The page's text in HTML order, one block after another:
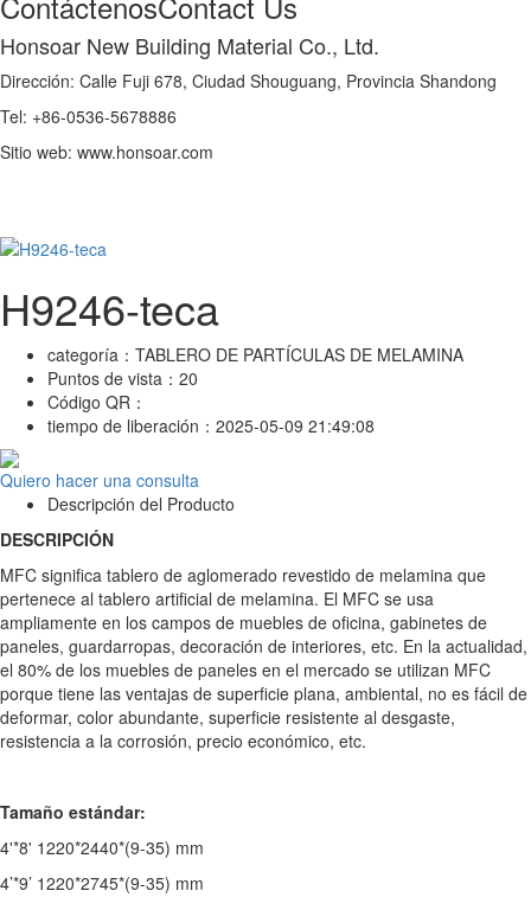
Honsoar New Building Material Co., Ltd.
Dirección: Calle Fuji 678, Ciudad Shouguang, Provincia Shandong
Tel: +86-0536-5678886
Sitio web: www.honsoar.com
H9246-teca
categoría： TABLERO DE PARTÍCULAS DE MELAMINA
Puntos de vista： 20
Código QR：
tiempo de liberación： 2025-05-09 21:49:08
Quiero hacer una consulta
Descripción del Producto
DESCRIPCIÓN
MFC significa tablero de aglomerado revestido de melamina que
pertenece al tablero artificial de melamina. El MFC se usa
ampliamente en los campos de muebles de oficina, gabinetes de
paneles, guardarropas, decoración de interiores, etc. En la actualidad,
el 80% de los muebles de paneles en el mercado se utilizan MFC
porque tiene las ventajas de superficie plana, ambiental, no es fácil de
deformar, color abundante, superficie resistente al desgaste,
resistencia a la corrosión, precio económico, etc.
Tamaño estándar:
4'*8' 1220*2440*(9-35) mm
4’*9’ 1220*2745*(9-35) mm